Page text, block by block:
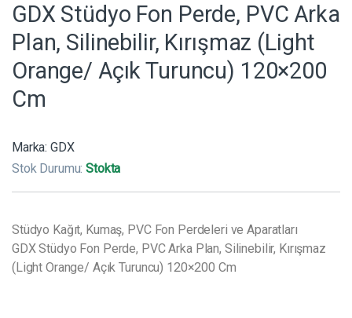
GDX Stüdyo Fon Perde, PVC Arka
Plan, Silinebilir, Kırışmaz (Light
Orange/ Açık Turuncu) 120×200
Cm
Marka: GDX
Stok Durumu:Stokta
Stüdyo Kağıt, Kumaş, PVC Fon Perdeleri ve Aparatları
GDX Stüdyo Fon Perde, PVC Arka Plan, Silinebilir, Kırışmaz
(Light Orange/ Açık Turuncu) 120×200 Cm